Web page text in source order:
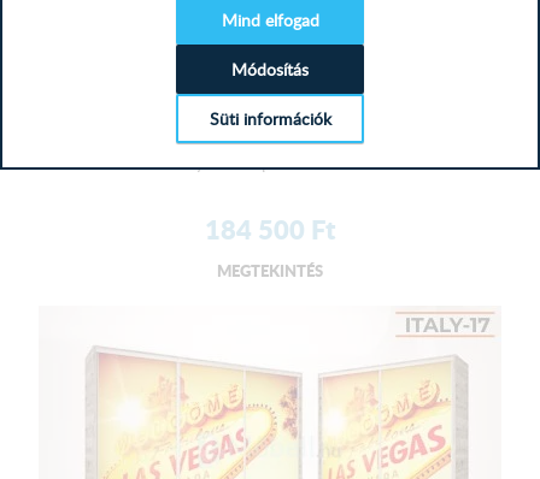
Mélység: 60 cm
City gardrób B, Fehér - Rusztik,...
Szeretné, ha ruhái mindig sorban lennének, de nincs elég
184 500 Ft
MEGTEKINTÉS
Mind elfogad
Módosítás
Süti információk